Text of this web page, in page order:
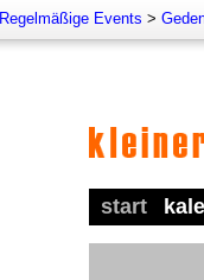
Regelmäßige Events >
start